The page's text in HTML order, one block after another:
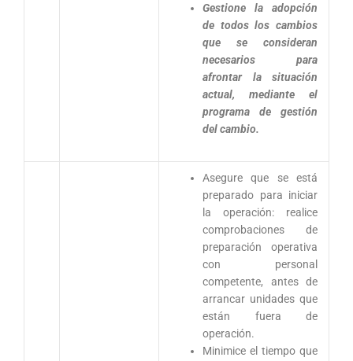
Gestione la adopción
de todos los cambios
que se consideran
necesarios para
afrontar la situación
actual, mediante el
programa de gestión
del cambio.
Asegure que se está
preparado para iniciar
la operación: realice
comprobaciones de
preparación operativa
con personal
competente, antes de
arrancar unidades que
están fuera de
operación.
Minimice el tiempo que